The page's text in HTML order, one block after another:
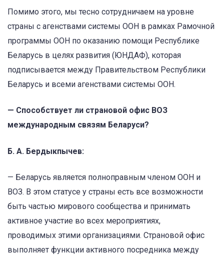
Помимо этого, мы тесно сотрудничаем на уровне
страны с агенствами системы ООН в рамках Рамочной
программы ООН по оказанию помощи Республике
Беларусь в целях развития (ЮНДАФ), которая
подписывается между Правительством Республики
Беларусь и всеми агенствами системы ООН.
— Способствует ли страновой офис ВОЗ
международным связям Беларуси?
Б. А. Бердыкпычев:
— Беларусь является полноправным членом ООН и
ВОЗ. В этом статусе у страны есть все возможности
быть частью мирового сообщества и принимать
активное участие во всех мероприятиях,
проводимых этими организациями. Страновой офис
выполняет функции активного посредника между